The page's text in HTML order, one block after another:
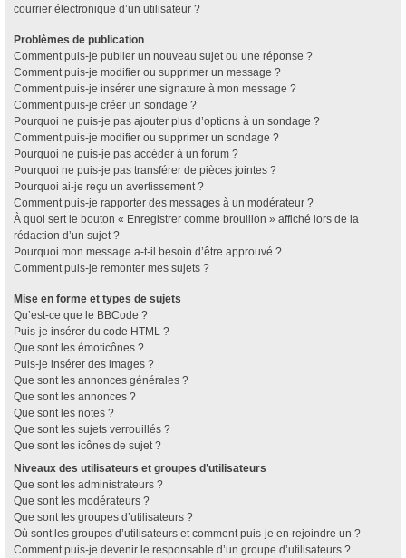
courrier électronique d’un utilisateur ?
Problèmes de publication
Comment puis-je publier un nouveau sujet ou une réponse ?
Comment puis-je modifier ou supprimer un message ?
Comment puis-je insérer une signature à mon message ?
Comment puis-je créer un sondage ?
Pourquoi ne puis-je pas ajouter plus d’options à un sondage ?
Comment puis-je modifier ou supprimer un sondage ?
Pourquoi ne puis-je pas accéder à un forum ?
Pourquoi ne puis-je pas transférer de pièces jointes ?
Pourquoi ai-je reçu un avertissement ?
Comment puis-je rapporter des messages à un modérateur ?
À quoi sert le bouton « Enregistrer comme brouillon » affiché lors de la
rédaction d’un sujet ?
Pourquoi mon message a-t-il besoin d’être approuvé ?
Comment puis-je remonter mes sujets ?
Mise en forme et types de sujets
Qu’est-ce que le BBCode ?
Puis-je insérer du code HTML ?
Que sont les émoticônes ?
Puis-je insérer des images ?
Que sont les annonces générales ?
Que sont les annonces ?
Que sont les notes ?
Que sont les sujets verrouillés ?
Que sont les icônes de sujet ?
Niveaux des utilisateurs et groupes d’utilisateurs
Que sont les administrateurs ?
Que sont les modérateurs ?
Que sont les groupes d’utilisateurs ?
Où sont les groupes d’utilisateurs et comment puis-je en rejoindre un ?
Comment puis-je devenir le responsable d’un groupe d’utilisateurs ?